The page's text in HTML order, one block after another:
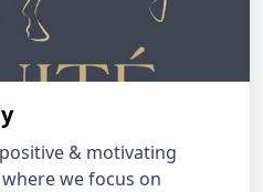
& motivating
we focus on